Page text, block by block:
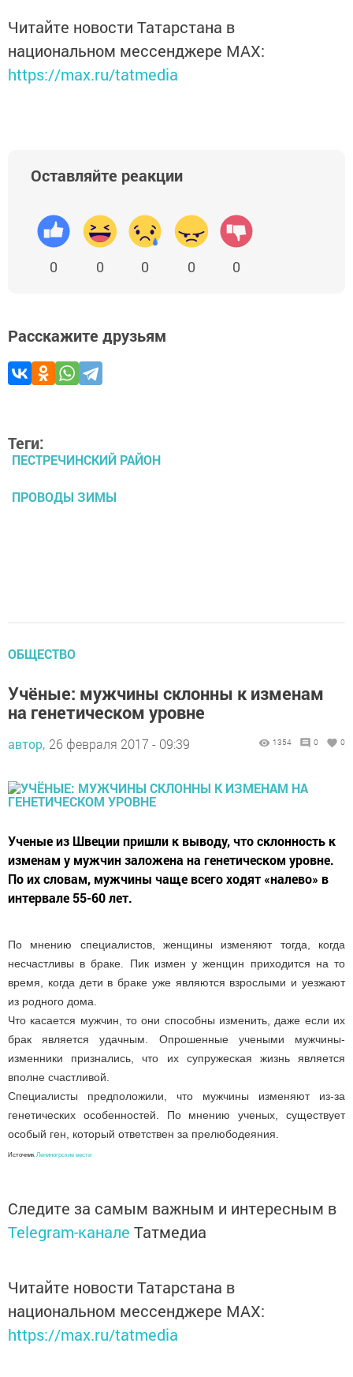
Читайте новости Татарстана в
национальном мессенджере MАХ:
https://max.ru/tatmedia
Оставляйте реакции
0 0 0 0 0
Расскажите друзьям
Теги:
ПЕСТРЕЧИНСКИЙ РАЙОН
ПРОВОДЫ ЗИМЫ
ОБЩЕСТВО
Учёные: мужчины склонны к изменам
на генетическом уровне
автор, 26 февраля 2017 - 09:39 1354 0 0
Ученые из Швеции пришли к выводу, что склонность к
изменам у мужчин заложена на генетическом уровне.
По их словам, мужчины чаще всего ходят «налево» в
интервале 55-60 лет.
По мнению специалистов, женщины изменяют тогда, когда
несчастливы в браке. Пик измен у женщин приходится на то
время, когда дети в браке уже являются взрослыми и уезжают
из родного дома.
Что касается мужчин, то они способны изменить, даже если их
брак является удачным. Опрошенные учеными мужчины-
изменники признались, что их супружеская жизнь является
вполне счастливой.
Специалисты предположили, что мужчины изменяют из-за
генетических особенностей. По мнению ученых, существует
особый ген, который ответствен за прелюбодеяния.
Источник Лениногрские вести
Следите за самым важным и интересным в
Telegram-канале Татмедиа
Читайте новости Татарстана в
национальном мессенджере MАХ:
https://max.ru/tatmedia